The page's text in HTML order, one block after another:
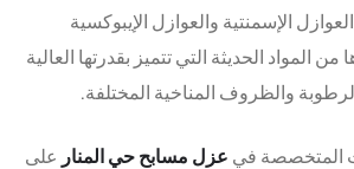
الإسمنتية والعوازل الإيبوكسية
من المواد الحديثة التي تتميز بقدرتها العالية
والظروف المناخية المختلفة.
المتخصصة في عزل مسابح حي المنار على